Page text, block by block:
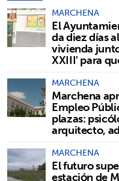
MARCHENA
El
da diez días
vivienda
XXIII' para
MARCHENA
Marchena
Empleo
plazas:
arquitecto,
MARCHENA
El futuro